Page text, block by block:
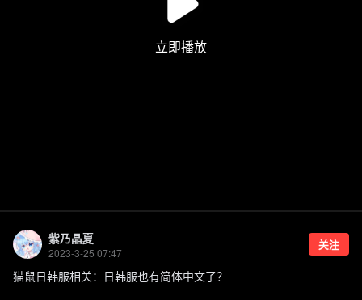
紫乃晶夏
2023-3-25 07:47
关注
猫鼠日韩服相关：日韩服也有简体中文了？